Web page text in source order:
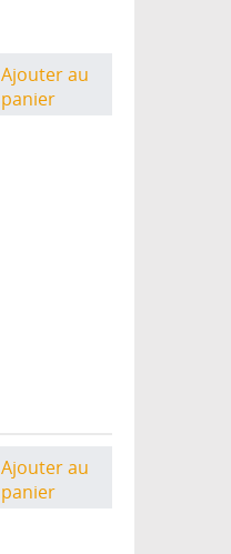
Ajouter au
panier
Ajouter au
panier